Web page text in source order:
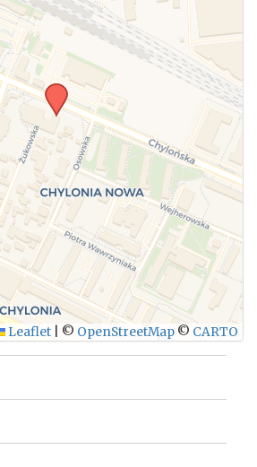
WYŚLIJ
Leaflet © OpenStreetMap © CARTO